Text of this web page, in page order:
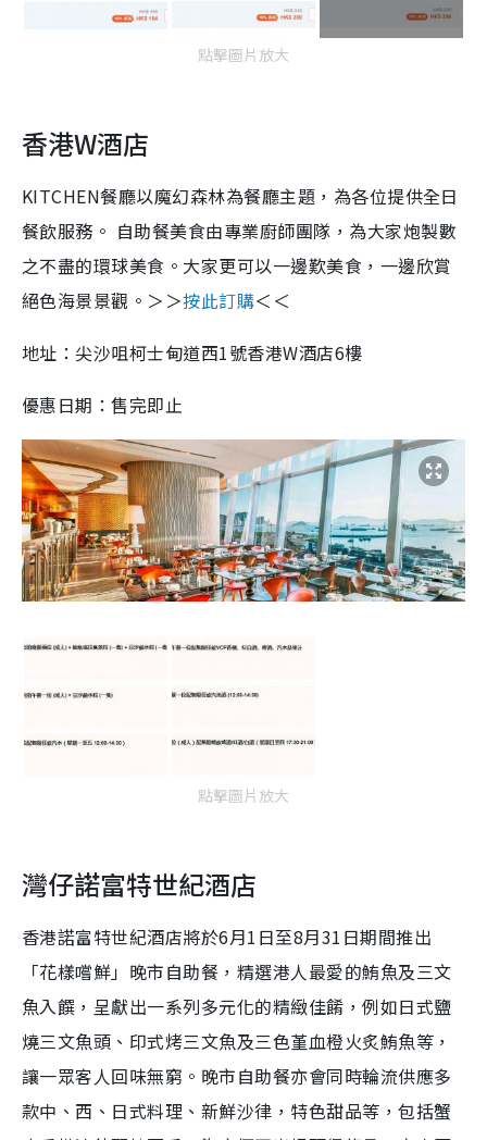
點擊圖片放大
香港W酒店
KITCHEN餐廳以魔幻森林為餐廳主題，為各位提供全日
餐飲服務。 自助餐美食由專業廚師團隊，為大家炮製數
之不盡的環球美食。大家更可以一邊歎美食，一邊欣賞
絕色海景景觀。＞＞按此訂購＜＜
地址：尖沙咀柯士甸道西1號香港W酒店6樓
優惠日期：售完即止
點擊圖片放大
灣仔諾富特世紀酒店
香港諾富特世紀酒店將於6月1日至8月31日期間推出
「花樣嚐鮮」晚市自助餐，精選港人最愛的鮪魚及三文
魚入饌，呈獻出一系列多元化的精緻佳餚，例如日式鹽
燒三文魚頭、印式烤三文魚及三色堇血橙火炙鮪魚等，
讓一眾客人回味無窮。晚市自助餐亦會同時輪流供應多
款中、西、日式料理、新鮮沙律，特色甜品等，包括蟹